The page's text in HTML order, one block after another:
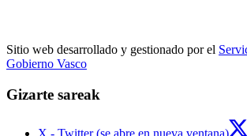
Sitio web desarrollado y gestionado por el
Gobierno Vasco
Gizarte sareak
X - Twitter (se abre en nueva ventana)